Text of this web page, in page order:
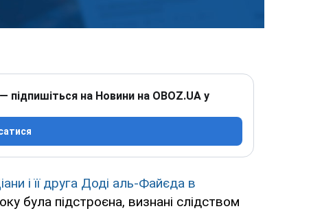
підпишіться на Новини на OBOZ.UA у
і її друга Доді аль-Файєда в
була підстроєна, визнані слідством